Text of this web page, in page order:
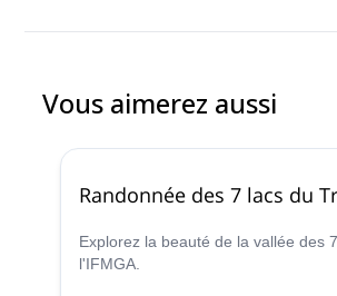
Vous aimerez aussi
Randonnée des 7 lacs du
Explorez la beauté de la vallée des
l'IFMGA.